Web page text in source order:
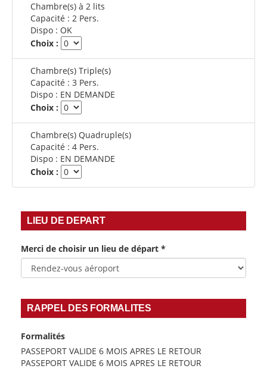
Chambre(s) à 2 lits
Capacité : 2 Pers.
Dispo : OK
Choix :
Chambre(s) Triple(s)
Capacité : 3 Pers.
Dispo : EN DEMANDE
Choix :
Chambre(s) Quadruple(s)
Capacité : 4 Pers.
Dispo : EN DEMANDE
Choix :
LIEU DE DEPART
Merci de choisir un lieu de départ *
RAPPEL DES FORMALITES
Formalités
PASSEPORT VALIDE 6 MOIS APRES LE RETOUR
PASSEPORT VALIDE 6 MOIS APRES LE RETOUR